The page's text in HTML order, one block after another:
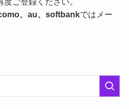
、au、softbankではメー